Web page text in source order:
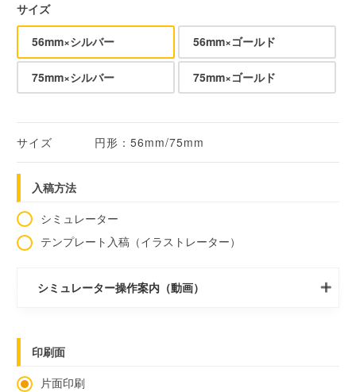
サイズ
56mm×シルバー 56mm×ゴールド
75mm×シルバー 75mm×ゴールド
サイズ 円形：56mm/75mm
入稿方法
シミュレーター
テンプレート入稿（イラストレーター）
シミュレーター操作案内（動画）
印刷面
片面印刷